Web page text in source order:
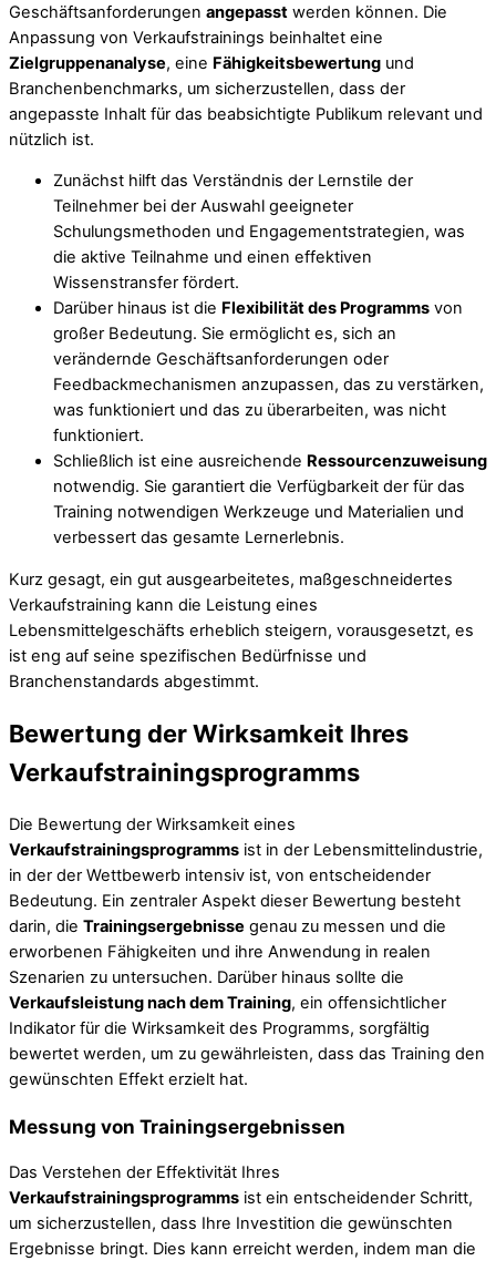
Geschäftsanforderungen angepasst werden können. Die
Anpassung von Verkaufstrainings beinhaltet eine
Zielgruppenanalyse, eine Fähigkeitsbewertung und
Branchenbenchmarks, um sicherzustellen, dass der
angepasste Inhalt für das beabsichtigte Publikum relevant und
nützlich ist.
Zunächst hilft das Verständnis der Lernstile der
Teilnehmer bei der Auswahl geeigneter
Schulungsmethoden und Engagementstrategien, was
die aktive Teilnahme und einen effektiven
Wissenstransfer fördert.
Darüber hinaus ist die Flexibilität des Programms von
großer Bedeutung. Sie ermöglicht es, sich an
verändernde Geschäftsanforderungen oder
Feedbackmechanismen anzupassen, das zu verstärken,
was funktioniert und das zu überarbeiten, was nicht
funktioniert.
Schließlich ist eine ausreichende Ressourcenzuweisung
notwendig. Sie garantiert die Verfügbarkeit der für das
Training notwendigen Werkzeuge und Materialien und
verbessert das gesamte Lernerlebnis.
Kurz gesagt, ein gut ausgearbeitetes, maßgeschneidertes
Verkaufstraining kann die Leistung eines
Lebensmittelgeschäfts erheblich steigern, vorausgesetzt, es
ist eng auf seine spezifischen Bedürfnisse und
Branchenstandards abgestimmt.
Bewertung der Wirksamkeit Ihres
Verkaufstrainingsprogramms
Die Bewertung der Wirksamkeit eines
Verkaufstrainingsprogramms ist in der Lebensmittelindustrie,
in der der Wettbewerb intensiv ist, von entscheidender
Bedeutung. Ein zentraler Aspekt dieser Bewertung besteht
darin, die Trainingsergebnisse genau zu messen und die
erworbenen Fähigkeiten und ihre Anwendung in realen
Szenarien zu untersuchen. Darüber hinaus sollte die
Verkaufsleistung nach dem Training, ein offensichtlicher
Indikator für die Wirksamkeit des Programms, sorgfältig
bewertet werden, um zu gewährleisten, dass das Training den
gewünschten Effekt erzielt hat.
Messung von Trainingsergebnissen
Das Verstehen der Effektivität Ihres
Verkaufstrainingsprogramms ist ein entscheidender Schritt,
um sicherzustellen, dass Ihre Investition die gewünschten
Ergebnisse bringt. Dies kann erreicht werden, indem man die